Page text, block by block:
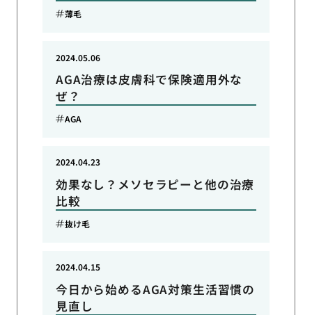
薄毛
AGA治療は皮膚科で保険適用外な
ぜ？
2024.05.06
AGA
効果なし？メソセラピーと他の治療
比較
2024.04.23
抜け毛
今日から始めるAGA対策生活習慣の
見直し
2024.04.15